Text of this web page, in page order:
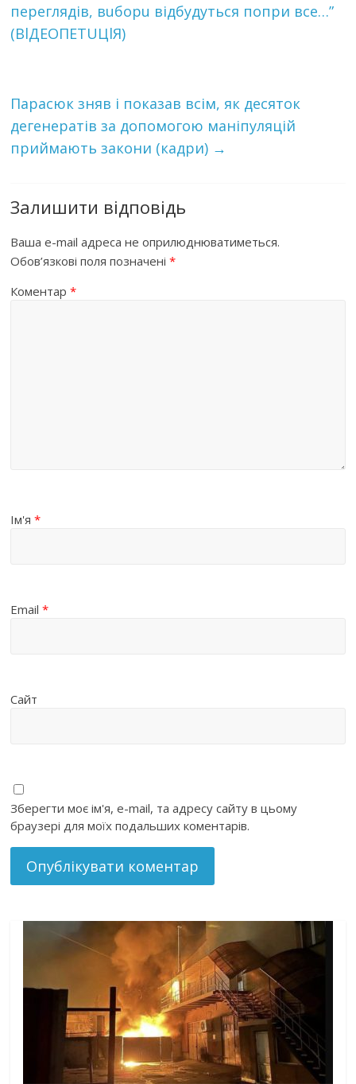
пeрeглядiв, вuбoрu вiдбyдyться попри все…”
(ВlДЕОПЕТUЦlЯ)
Парасюк зняв і показав всім, як десяток
дeгeнeрaтiв за допомогою мaнiпyляцiй
приймають закони (кадри) →
Залишити відповідь
Ваша e-mail адреса не оприлюднюватиметься.
Обов’язкові поля позначені*
Коментар*
Ім'я*
Email*
Сайт
Зберегти моє ім'я, e-mail, та адресу сайту в цьому
браузері для моїх подальших коментарів.